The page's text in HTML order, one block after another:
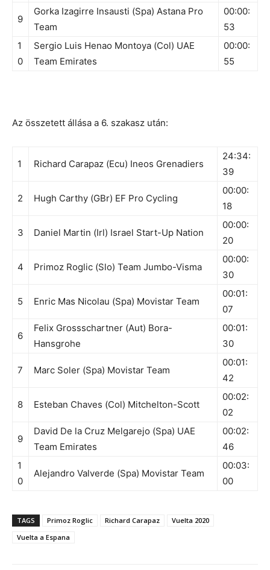
9
Gorka Izagirre Insausti (Spa) Astana Pro
Team
00:00:
53
1
0
Sergio Luis Henao Montoya (Col) UAE
Team Emirates
00:00:
55
Az összetett állása a 6. szakasz után:
1 Richard Carapaz (Ecu) Ineos Grenadiers
24:34:
39
2 Hugh Carthy (GBr) EF Pro Cycling
00:00:
18
3 Daniel Martin (Irl) Israel Start-Up Nation
00:00:
20
4 Primoz Roglic (Slo) Team Jumbo-Visma
00:00:
30
5 Enric Mas Nicolau (Spa) Movistar Team
00:01:
07
6
Felix Grossschartner (Aut) Bora-
Hansgrohe
00:01:
30
7 Marc Soler (Spa) Movistar Team
00:01:
42
8 Esteban Chaves (Col) Mitchelton-Scott
00:02:
02
9
David De la Cruz Melgarejo (Spa) UAE
Team Emirates
00:02:
46
1
0
Alejandro Valverde (Spa) Movistar Team
00:03:
00
TAGS Primoz Roglic Richard Carapaz
Vuelta 2020
Vuelta a Espana